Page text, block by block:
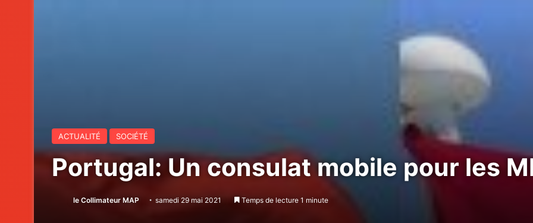
ACTUALITÉ SOCIÉTÉ
Portugal: Un consulat mobile pour les
le Collimateur MAP samedi 29 mai 2021 Temps de lecture 1 minute